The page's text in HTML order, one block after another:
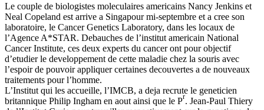
Le couple de biologistes moleculaires americains Nancy Jenkins et
Neal Copeland est arrive a Singapour mi-septembre et a cree son
laboratoire, le Cancer Genetics Laboratory, dans les locaux de
l’Agence A*STAR. Debauches de l’institut americain National
Cancer Institute, ces deux experts du cancer ont pour objectif
d’etudier le developpement de cette maladie chez la souris avec
l’espoir de pouvoir appliquer certaines decouvertes a de nouveaux
traitements pour l’homme.
L’Institut qui les accueille, l’IMCB, a deja recrute le geneticien
britannique Philip Ingham en aout ainsi que le Pr. Jean-Paul Thiery